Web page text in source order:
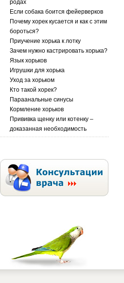
родах
Если собака боится фейерверков
Почему хорек кусается и как с этим
бороться?
Приучение хорька к лотку
Зачем нужно кастрировать хорька?
Язык хорьков
Игрушки для хорька
Уход за хорьком
Кто такой хорек?
Параанальные синусы
Кормление хорьков
Прививка щенку или котенку –
доказанная необходимость